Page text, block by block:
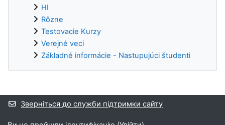
HI
Rôzne
Testovacie Kurzy
Verejné veci
Základné informácie - Nastupujúci študenti
Додаткові блоки
Зверніться до служби підтримки сайту